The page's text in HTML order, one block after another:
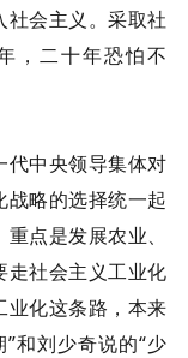
会主义。采取社
，二十年恐怕不
代中央领导集体对
略的选择统一起
点是发展农业、
走社会主义工业化
业化这条路，本来
和刘少奇说的“少